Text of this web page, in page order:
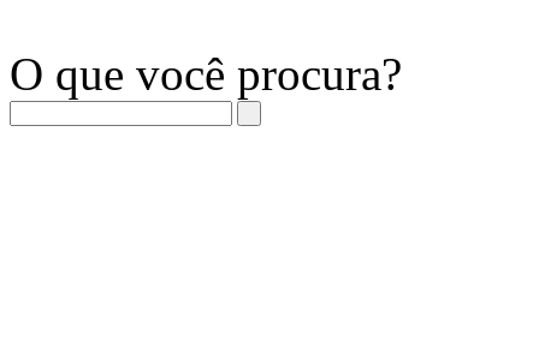
O que você procura?